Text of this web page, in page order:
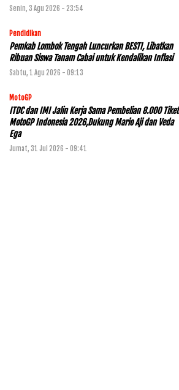
Senin, 3 Agu 2026 - 23:54
Pendidikan
Pemkab Lombok Tengah Luncurkan BESTI, Libatkan
Ribuan Siswa Tanam Cabai untuk Kendalikan Inflasi
Sabtu, 1 Agu 2026 - 09:13
MotoGP
ITDC dan IMI Jalin Kerja Sama Pembelian 8.000 Tiket
MotoGP Indonesia 2026,Dukung Mario Aji dan Veda
Ega
Jumat, 31 Jul 2026 - 09:41